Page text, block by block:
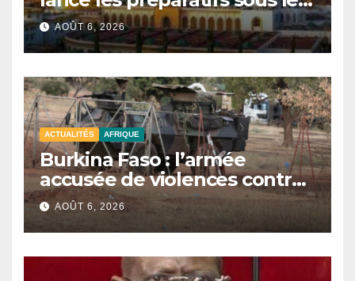
signe de l’unité et du Tawhid.
AOÛT 6, 2026
ACTUALITÉS AFRIQUE
Burkina Faso : l’armée
accusée de violences contre
des civils après une attaque
jihadiste.
AOÛT 6, 2026